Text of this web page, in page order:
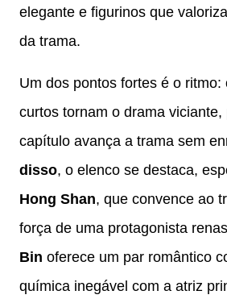
elegante e figurinos que
da trama.
Um dos pontos fortes é o ritmo:
curtos tornam o drama viciante,
capítulo avança a trama sem
disso, o elenco se destaca,
Hong Shan, que convence ao
força de uma protagonista
Bin oferece um par romântico
química inegável com a atriz